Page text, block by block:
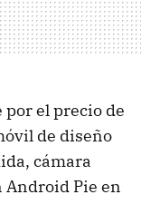
por el precio de
de diseño
cámara
Android Pie en